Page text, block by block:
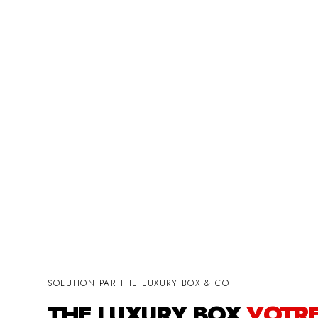
SOLUTION PAR THE LUXURY BOX & CO